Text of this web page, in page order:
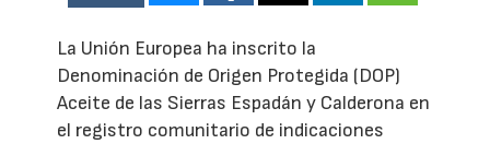
La Unión Europea ha inscrito la
Denominación de Origen Protegida (DOP)
Aceite de las Sierras Espadán y Calderona en
el registro comunitario de indicaciones